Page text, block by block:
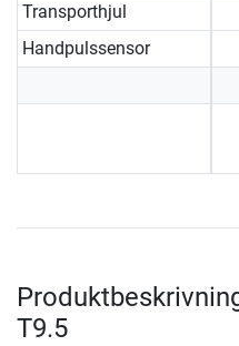
Transporthjul
Handpulssensor
T9.5